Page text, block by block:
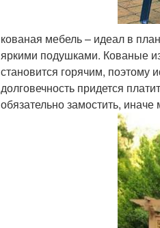
кованая мебель – идеал в
яркими подушками. Кованые
становится горячим, поэтому
долговечность придется
обязательно замостить,